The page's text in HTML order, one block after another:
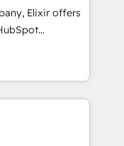
on with clear
values; Joy, Grit,
its clientele, and
Elixir offers
mid-market
operates in the
time
in